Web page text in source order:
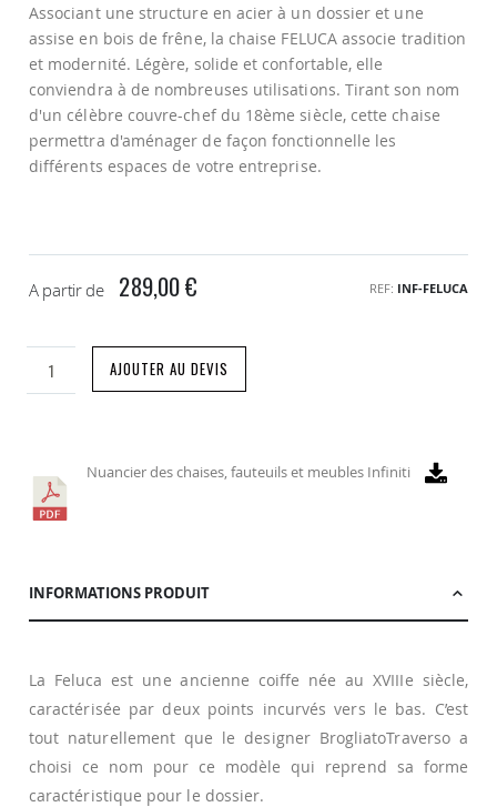
la
Galerie
Associant une structure en acier à un dossier et une
assise en bois de frêne, la chaise FELUCA associe tradition
et modernité. Légère, solide et confortable, elle
conviendra à de nombreuses utilisations. Tirant son nom
d'un célèbre couvre-chef du 18ème siècle, cette chaise
permettra d'aménager de façon fonctionnelle les
différents espaces de votre entreprise.
A partir de 289,00 € REF INF-FELUCA
AJOUTER AU DEVIS
Nuancier des chaises, fauteuils et meubles Infiniti
INFORMATIONS PRODUIT
La Feluca est une ancienne coiffe née au XVIIIe siècle,
caractérisée par deux points incurvés vers le bas. C’est
tout naturellement que le designer BrogliatoTraverso a
choisi ce nom pour ce modèle qui reprend sa forme
caractéristique pour le dossier.